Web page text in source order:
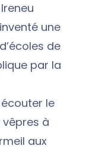
une
de
par la
le
vêpres à
aux